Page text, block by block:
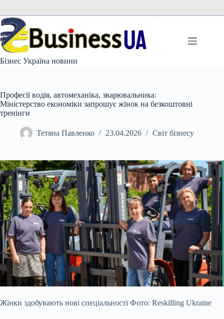
вмісту
Бізнес Україна новини
Професії водія, автомеханіка, зварювальника:
Міністерство економіки запрошує жінок на безкоштовні
тренінги
Тетяна Павленко 23.04.2026 Світ бізнесу
Жінки здобувають нові спеціальності Фото: Reskilling Ukraine